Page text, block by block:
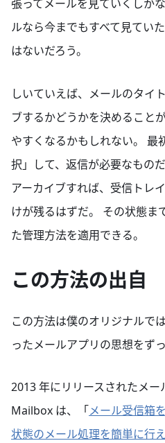
張ってメールを見ていくしか
ルなら今までもすべて見てい
はないだろう。
しいていえば、メールのタイ
ブするかどうかを決めること
やすくなるかもしれない。 最
択」して、返信が必要なもの
アーカイブすれば、受信トレ
けが残るはずだ。 その状態ま
た管理方法を適用できる。
この方法の出自
この方法は僕のオリジナルで
ったメールアプリの思想をず
2013 年にリリースされたメー
Mailbox は、「メール受信箱
状態のメール処理を簡単に行